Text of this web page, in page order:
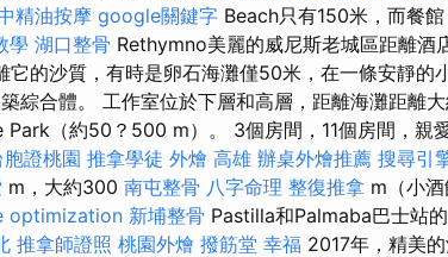
精油按摩 google關鍵字 Beach只有150米，而餐
學 湖口整骨 Rethymno美麗的威尼斯老城區距離酒
它的沙質，有時是卵石海灘僅50米，在一條安靜的
綜合體。 工作室位於下層和高層，距離海灘距離
（約50？500 m）。 3個房間，11個房間，親
胞證桃園 推拿學徒 外燴 高雄 辦桌外燴推薦 搜尋引
m，大約300 南屯整骨 八字命理 整復推拿 m（小
optimization 新埔整骨 Pastilla和Palmaba巴士站
推拿師證照 桃園外燴 撥筋堂 幸福 2017年，精美